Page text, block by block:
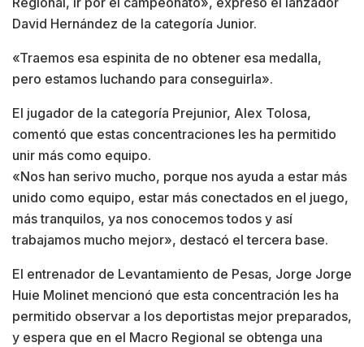
David Hernández de la categoría Junior.
«Traemos esa espinita de no obtener esa medalla,
pero estamos luchando para conseguirla».
El jugador de la categoría Prejunior, Alex Tolosa,
comentó que estas concentraciones les ha permitido
unir más como equipo.
«Nos han serivo mucho, porque nos ayuda a estar más
unido como equipo, estar más conectados en el juego,
más tranquilos, ya nos conocemos todos y así
trabajamos mucho mejor», destacó el tercera base.
El entrenador de Levantamiento de Pesas, Jorge Jorge
Huie Molinet mencionó que esta concentración les ha
permitido observar a los deportistas mejor preparados,
y espera que en el Macro Regional se obtenga una